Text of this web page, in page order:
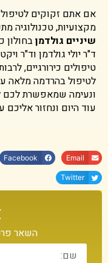
אם אתם זקוקים
מקצועיות, טכנולוגיה
שיניים גולדמןבחולון
ד"ר יולי גולדמן וד"ר
טיפולים כירורגיים,
לטיפול בהרדמה מלאה
ונעימה שמאפשרת לכם
עוד היום ונחזור אליכם
Email
Facebook
Twitter
השאר